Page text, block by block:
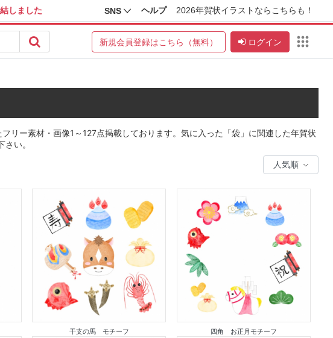
しました SNS ヘルプ 2026年賀状イラストならこちらも！
新規会員登録はこちら（無料） ログイン
リー素材・画像1～127点掲載しております。気に入った「袋」に関連した年賀状
い。
干支の馬 モチーフ 四角 お正月モチーフ